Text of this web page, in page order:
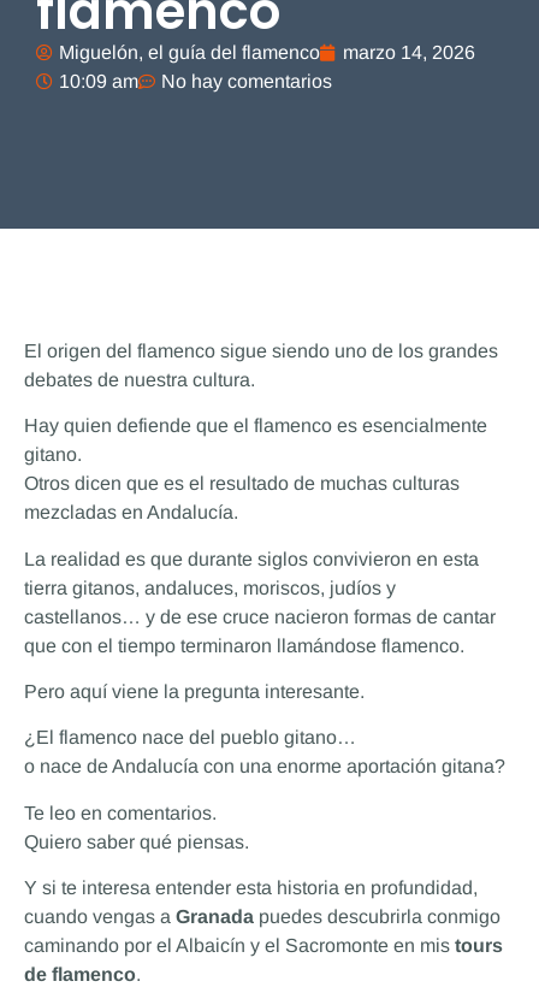
Miguelón, el guía del flamenco
marzo 14, 2026
10:09 am
No hay comentarios
El origen del flamenco sigue siendo uno de los grandes
debates de nuestra cultura.
Hay quien defiende que el flamenco es esencialmente
gitano.
Otros dicen que es el resultado de muchas culturas
mezcladas en Andalucía.
La realidad es que durante siglos convivieron en esta
tierra gitanos, andaluces, moriscos, judíos y
castellanos… y de ese cruce nacieron formas de cantar
que con el tiempo terminaron llamándose flamenco.
Pero aquí viene la pregunta interesante.
¿El flamenco nace del pueblo gitano…
o nace de Andalucía con una enorme aportación gitana?
Te leo en comentarios.
Quiero saber qué piensas.
Y si te interesa entender esta historia en profundidad,
cuando vengas a Granada puedes descubrirla conmigo
caminando por el Albaicín y el Sacromonte en mis tours
de flamenco.